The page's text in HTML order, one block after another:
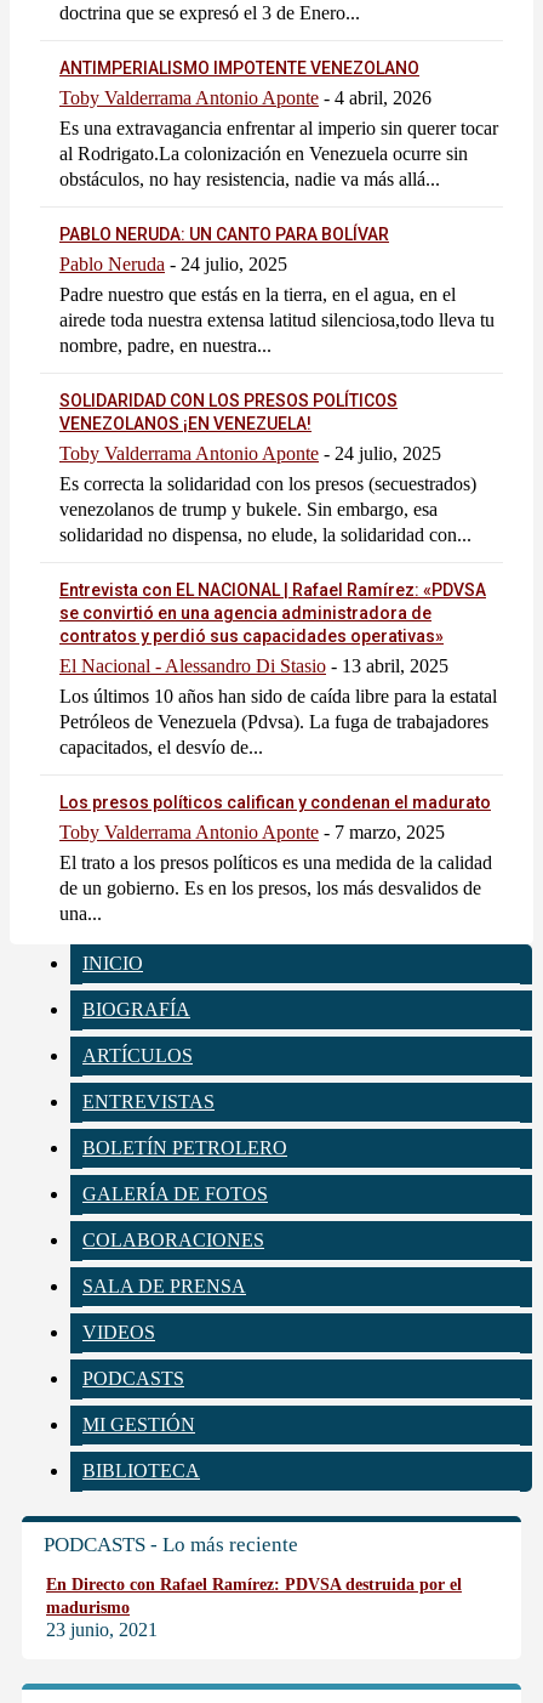
doctrina que se expresó el 3 de Enero...
ANTIMPERIALISMO IMPOTENTE VENEZOLANO
Toby Valderrama Antonio Aponte - 4 abril, 2026
Es una extravagancia enfrentar al imperio sin querer tocar
al Rodrigato.La colonización en Venezuela ocurre sin
obstáculos, no hay resistencia, nadie va más allá...
PABLO NERUDA: UN CANTO PARA BOLÍVAR
Pablo Neruda - 24 julio, 2025
Padre nuestro que estás en la tierra, en el agua, en el
airede toda nuestra extensa latitud silenciosa,todo lleva tu
nombre, padre, en nuestra...
SOLIDARIDAD CON LOS PRESOS POLÍTICOS
VENEZOLANOS ¡EN VENEZUELA!
Toby Valderrama Antonio Aponte - 24 julio, 2025
Es correcta la solidaridad con los presos (secuestrados)
venezolanos de trump y bukele. Sin embargo, esa
solidaridad no dispensa, no elude, la solidaridad con...
Entrevista con EL NACIONAL | Rafael Ramírez: «PDVSA
se convirtió en una agencia administradora de
contratos y perdió sus capacidades operativas»
El Nacional - Alessandro Di Stasio - 13 abril, 2025
Los últimos 10 años han sido de caída libre para la estatal
Petróleos de Venezuela (Pdvsa). La fuga de trabajadores
capacitados, el desvío de...
Los presos políticos califican y condenan el madurato
Toby Valderrama Antonio Aponte - 7 marzo, 2025
El trato a los presos políticos es una medida de la calidad
de un gobierno. Es en los presos, los más desvalidos de
una...
INICIO
BIOGRAFÍA
ARTÍCULOS
ENTREVISTAS
BOLETÍN PETROLERO
GALERÍA DE FOTOS
COLABORACIONES
SALA DE PRENSA
VIDEOS
PODCASTS
MI GESTIÓN
BIBLIOTECA
PODCASTS - Lo más reciente
En Directo con Rafael Ramírez: PDVSA destruida por el
madurismo
23 junio, 2021